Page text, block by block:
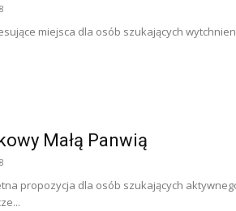
miejsca dla osób szukających
Małą Panwią
propozycja dla osób szukających